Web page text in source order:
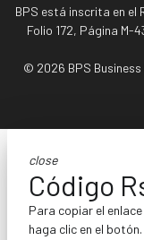
BPS está inscrita en el
Folio 172, Página M-
© 2026 BPS
close
Código
Para copiar el
haga clic en el botón.